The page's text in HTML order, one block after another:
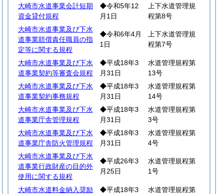
大崎市水道事業会計短期
資金貸付規程
◆令和5年12
月1日
上下水道管理規
程第8号
大崎市水道事業及び下水
道事業賠償責任職員の指
定等に関する規程
◆令和6年4月
1日
上下水道管理規
程第7号
大崎市水道事業及び下水
道事業契約等審査会規程
◆平成18年3
月31日
水道管理規程第
13号
大崎市水道事業及び下水
道事業契約事務規程
◆平成18年3
月31日
水道管理規程第
14号
大崎市水道事業及び下水
道事業庁舎管理規程
◆平成18年3
月31日
水道管理規程第
3号
大崎市水道事業及び下水
道事業庁舎防火管理規程
◆平成18年3
月31日
水道管理規程第
4号
大崎市水道事業及び下水
道事業行政財産の目的外
使用に関する規程
◆平成26年3
月25日
水道管理規程第
1号
大崎市水道料金納入奨励
◆平成18年3
水道管理規程第